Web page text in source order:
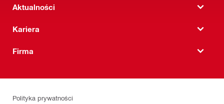
Aktualności
Kariera
Firma
Polityka prywatności